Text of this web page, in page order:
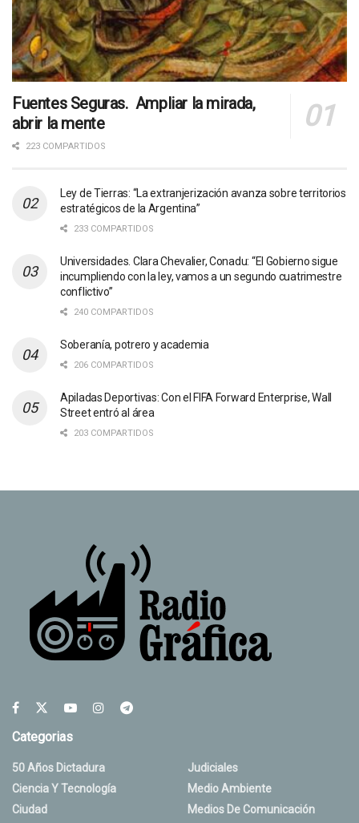
Fuentes Seguras. Ampliar la mirada,
abrir la mente
223 COMPARTIDOS
Ley de Tierras: “La extranjerización avanza sobre territorios
estratégicos de la Argentina”
233 COMPARTIDOS
Universidades. Clara Chevalier, Conadu: “El Gobierno sigue
incumpliendo con la ley, vamos a un segundo cuatrimestre
conflictivo”
240 COMPARTIDOS
Soberanía, potrero y academia
206 COMPARTIDOS
Apiladas Deportivas: Con el FIFA Forward Enterprise, Wall
Street entró al área
203 COMPARTIDOS
Categorias
50 Años Dictadura
Ciencia Y Tecnología
Ciudad
Judiciales
Medio Ambiente
Medios De Comunicación